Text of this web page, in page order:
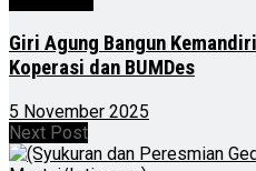
Giri Agung Bangun
Koperasi dan BUMDes
5 November 2025
Next Post